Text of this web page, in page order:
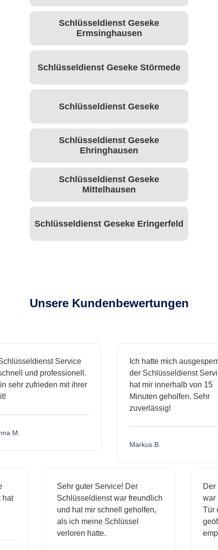
Schlüsseldienst Geseke
Ermsinghausen
Schlüsseldienst Geseke Störmede
Schlüsseldienst Geseke
Schlüsseldienst Geseke
Ehringhausen
Schlüsseldienst Geseke
Mittelhausen
Schlüsseldienst Geseke Eringerfeld
Unsere Kundenbewertungen
Service
und professionell.
sehr zufrieden mit ihrer
M.
Ich hatte mich ausgesperrt
der Schlüsseldienst
hat mir innerhalb von 15
Minuten geholfen. Sehr
zuverlässig!
Markus B.
hat
Sehr guter Service! Der
Schlüsseldienst war freundlich
und hat mir schnell geholfen,
als ich meine Schlüssel
verloren hatte.